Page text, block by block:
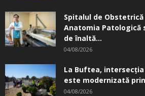
Spitalul de
Anatomia Patologică
de înaltă...
04/08/2026
La Buftea, intersecţia
este modernizată
04/08/2026